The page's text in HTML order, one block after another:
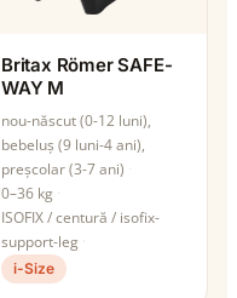
Britax Römer SAFE-
WAY M
nou-născut (0-12 luni),
bebeluș (9 luni-4 ani),
preșcolar (3-7 ani)
0–36 kg
ISOFIX / centură / isofix-
support-leg
i-Size